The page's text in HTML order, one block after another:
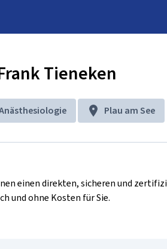
Tieneken
Plau am See
einen direkten, sicheren und
und ohne Kosten für Sie.